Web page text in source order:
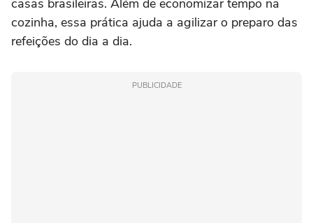
casas brasileiras. Além de economizar tempo na
cozinha, essa prática ajuda a agilizar o preparo das
refeições do dia a dia.
PUBLICIDADE